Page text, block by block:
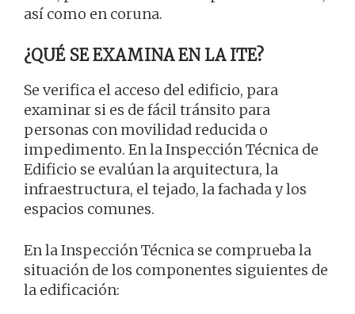
así como en coruna.
¿QUÉ SE EXAMINA EN LA ITE?
Se verifica el acceso del edificio, para
examinar si es de fácil tránsito para
personas con movilidad reducida o
impedimento. En la Inspección Técnica de
Edificio se evalúan la arquitectura, la
infraestructura, el tejado, la fachada y los
espacios comunes.
En la Inspección Técnica se comprueba la
situación de los componentes siguientes de
la edificación: